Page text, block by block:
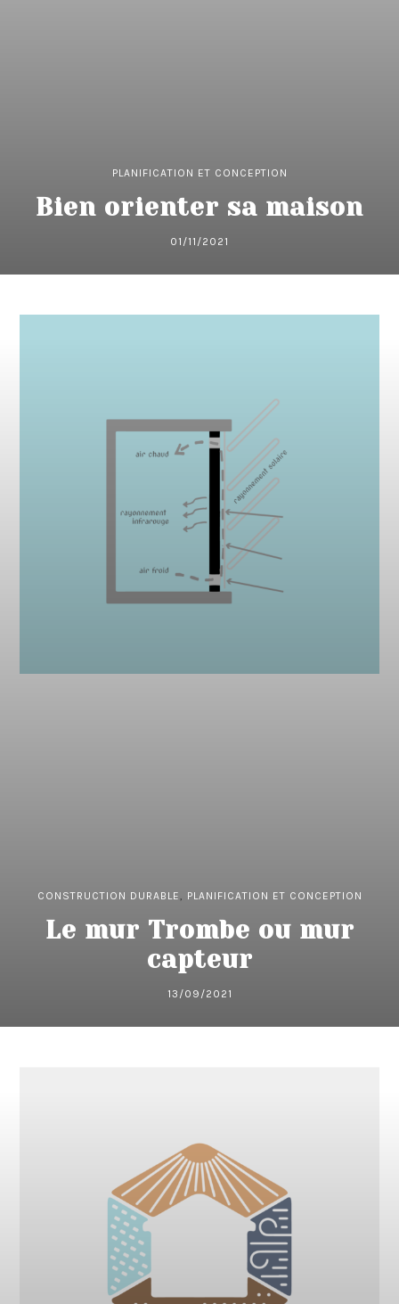
PLANIFICATION ET CONCEPTION
Bien orienter sa maison
01/11/2021
CONSTRUCTION DURABLE, PLANIFICATION ET CONCEPTION
Le mur Trombe ou mur
capteur
13/09/2021